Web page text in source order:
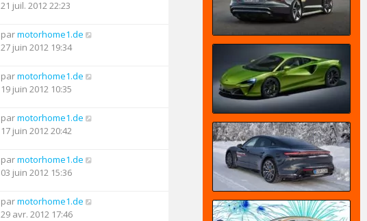
21 juil. 2012 22:23
parmotorhome1.de
27 juin 2012 19:34
parmotorhome1.de
19 juin 2012 10:35
parmotorhome1.de
17 juin 2012 20:42
parmotorhome1.de
03 juin 2012 15:36
parmotorhome1.de
29 avr. 2012 17:46